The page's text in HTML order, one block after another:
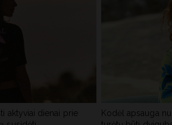
aktyviai dienai prie
Kodėl apsauga